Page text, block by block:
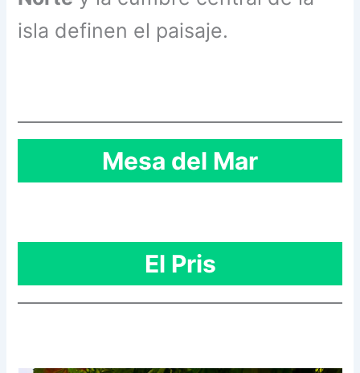
isla definen el paisaje.
Mesa del Mar
El Pris